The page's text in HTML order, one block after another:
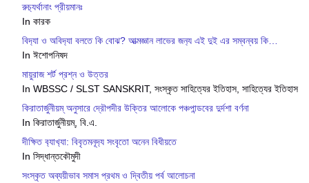
রুচ‍্যর্থানাং প্রীয়মানঃ
In কারক
বিদ‍্যা ও অবিদ‍্যা বলতে কি বোঝ? আত্মজ্ঞান লাভের জন‍্য এই দুই এর সম্বন্বয় কি…
In ঈশোপনিষদ
মায়ুরাজ শর্ট প্রশ্ন ও উত্তর
In WBSSC / SLST SANSKRIT, সংস্কৃত সাহিত্যের ইতিহাস, সাহিত্যের ইতিহাস
কিরাতার্জুনীয়ম্ অনুসারে দ্রৌপদীর উক্তির আলোকে পঞ্চপান্ডবের দুর্দশা বর্ণনা
In কিরাতার্জুনীয়ম্, বি.এ.
দীক্ষিত ব‍্যাখ‍্যা: বিবৃতমনূদ‍্য সংবৃতো অনেন বিধীয়তে
In সিদ্ধান্তকৌমুদী
সংস্কৃত অব্যয়ীভাব সমাস প্রথম ও দ্বিতীয় পর্ব আলোচনা